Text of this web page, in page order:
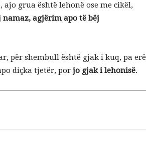
grua është lehonë ose me cikël,
agjërim apo të bëj
për shembull është gjak i kuq, pa erë
diçka tjetër, por jo gjak i lehonisë.